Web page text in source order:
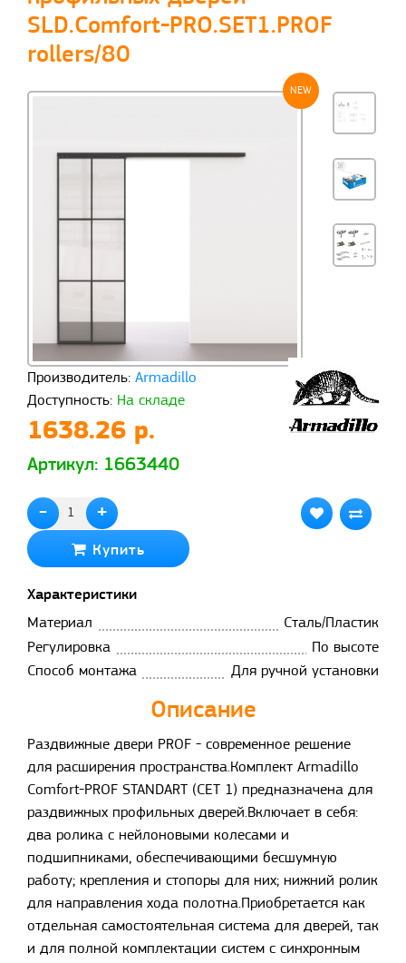
SLD.Comfort-PRO.SET1.PROF
rollers/80
NEW
Производитель: Armadillo
Доступность: На складе
1638.26 р.
Артикул: 1663440
- +
Купить
Характеристики
Материал
Сталь/Пластик
Регулировка
По высоте
Способ монтажа
Для ручной установки
Описание
Раздвижные двери PROF - современное решение
для расширения пространства.Комплект Armadillo
Comfort-PROF STANDART (СЕТ 1) предназначена для
раздвижных профильных дверей.Включает в себя:
два ролика с нейлоновыми колесами и
подшипниками, обеспечивающими бесшумную
работу; крепления и стопоры для них; нижний ролик
для направления хода полотна.Приобретается как
отдельная самостоятельная система для дверей, так
и для полной комплектации систем с синхронным